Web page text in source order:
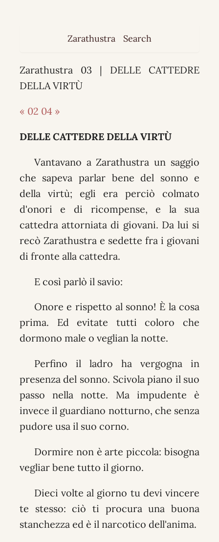
Zarathustra Search
Zarathustra 03 | DELLE CATTEDRE
DELLA VIRTÙ
« 02 04 »
DELLE CATTEDRE DELLA VIRTÙ
Vantavano a Zarathustra un saggio
che sapeva parlar bene del sonno e
della virtù; egli era perciò colmato
d'onori e di ricompense, e la sua
cattedra attorniata di giovani. Da lui si
recò Zarathustra e sedette fra i giovani
di fronte alla cattedra.
E così parlò il savio:
Onore e rispetto al sonno! È la cosa
prima. Ed evitate tutti coloro che
dormono male o veglian la notte.
Perfino il ladro ha vergogna in
presenza del sonno. Scivola piano il suo
passo nella notte. Ma impudente è
invece il guardiano notturno, che senza
pudore usa il suo corno.
Dormire non è arte piccola: bisogna
vegliar bene tutto il giorno.
Dieci volte al giorno tu devi vincere
te stesso: ciò ti procura una buona
stanchezza ed è il narcotico dell'anima.